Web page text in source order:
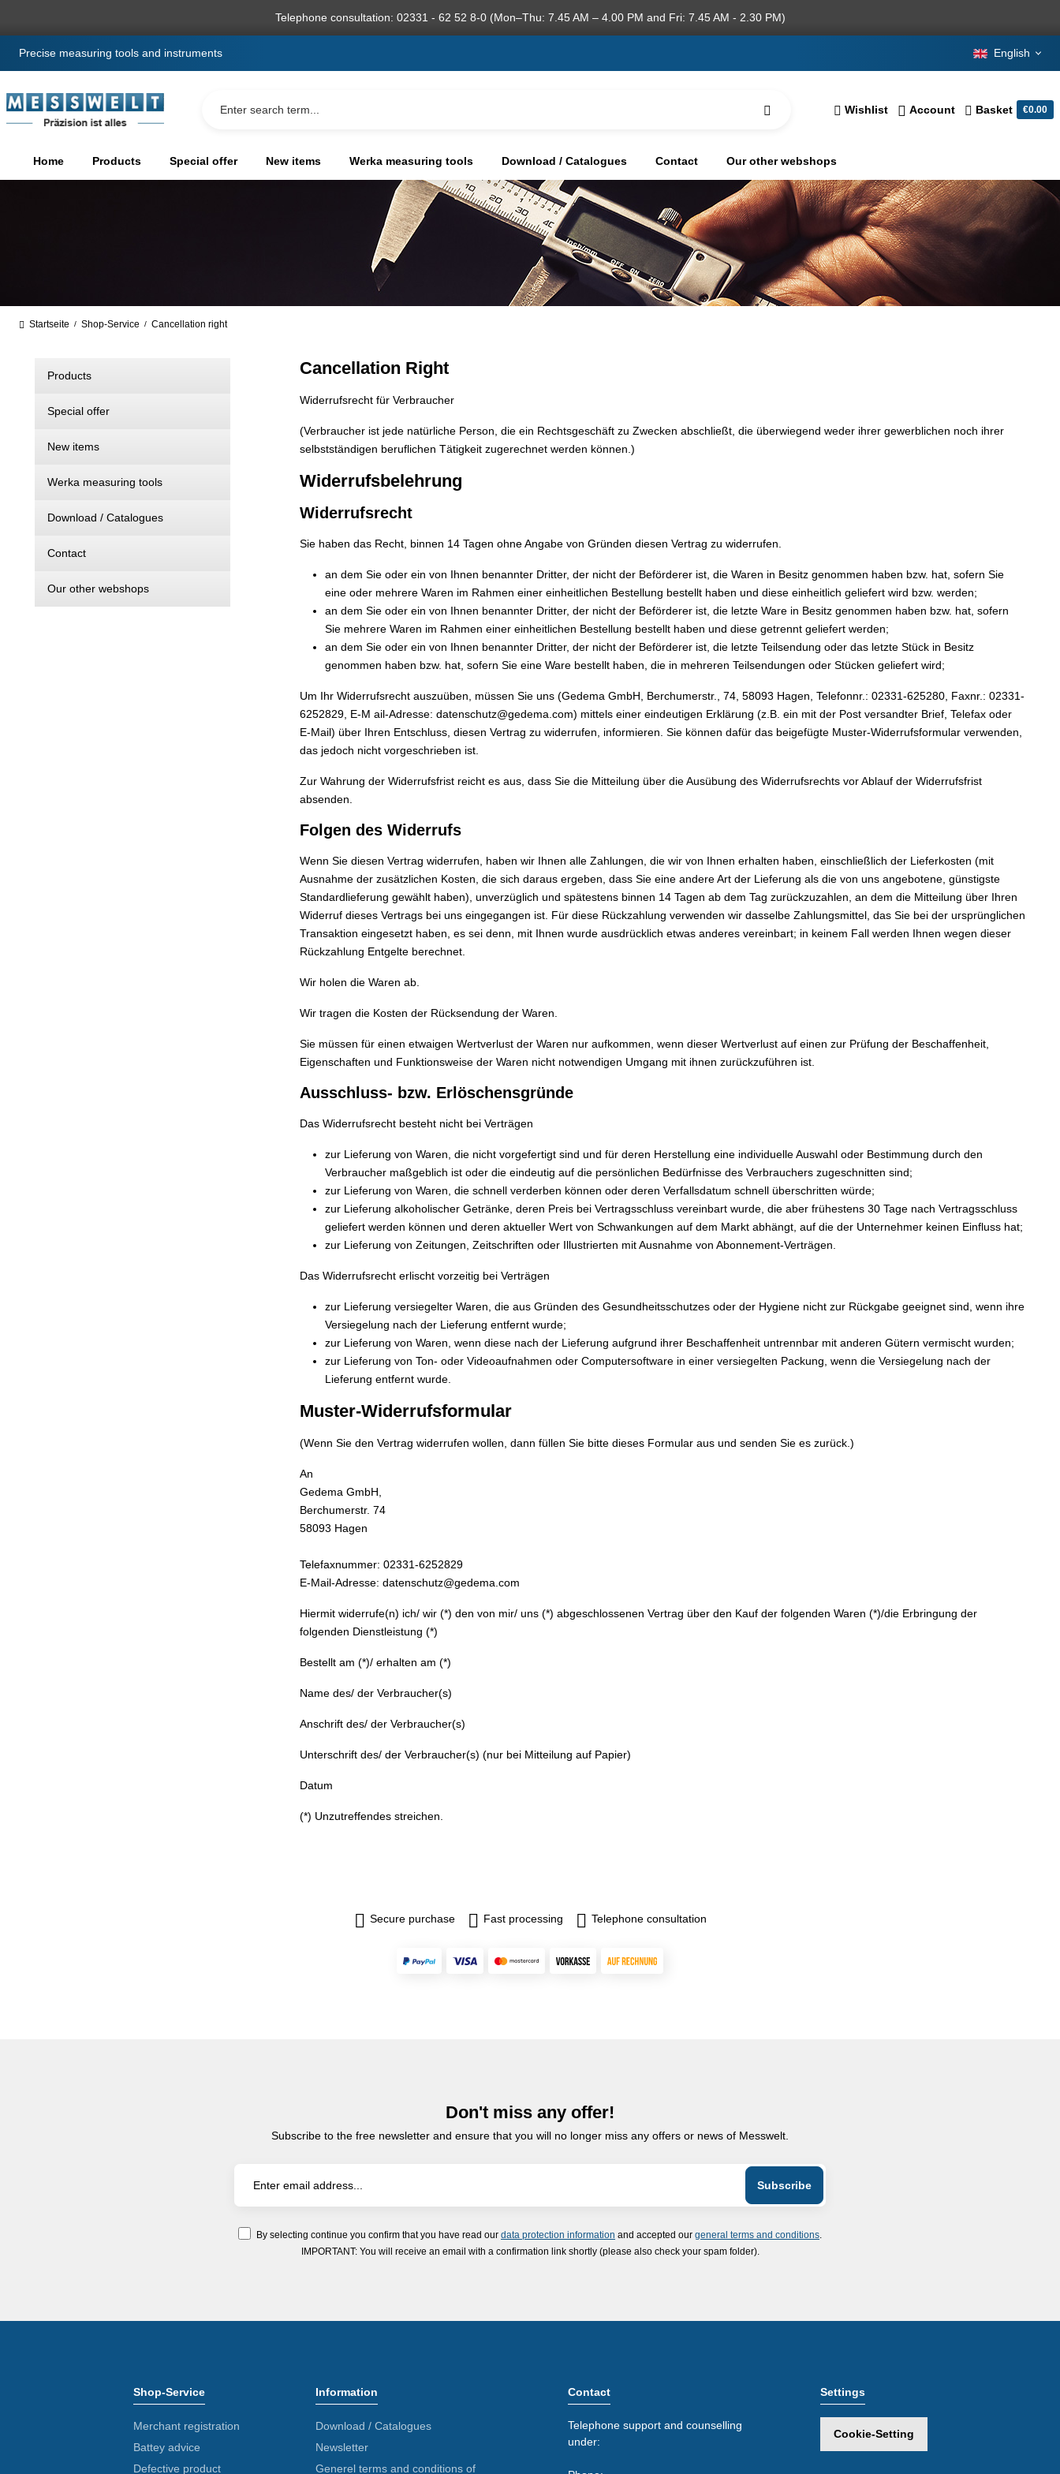
Telephone consultation: 02331 - 62 52 8-0 (Mon–Thu: 7.45 AM – 4.00 PM and Fri: 7.45 AM - 2.30 PM)
Precise measuring tools and instruments English
Wishlist Account Basket €0.00
Home Products Special offer New items Werka measuring tools Download / Catalogues Contact Our other webshops
Startseite / Shop-Service / Cancellation right
Products
Special offer
New items
Werka measuring tools
Download / Catalogues
Contact
Our other webshops
Cancellation Right
Widerrufsrecht für Verbraucher
(Verbraucher ist jede natürliche Person, die ein Rechtsgeschäft zu Zwecken abschließt, die überwiegend weder ihrer gewerblichen noch ihrer
selbstständigen beruflichen Tätigkeit zugerechnet werden können.)
Widerrufsbelehrung
Widerrufsrecht
Sie haben das Recht, binnen 14 Tagen ohne Angabe von Gründen diesen Vertrag zu widerrufen.
an dem Sie oder ein von Ihnen benannter Dritter, der nicht der Beförderer ist, die Waren in Besitz genommen haben bzw. hat, sofern Sie
eine oder mehrere Waren im Rahmen einer einheitlichen Bestellung bestellt haben und diese einheitlich geliefert wird bzw. werden;
an dem Sie oder ein von Ihnen benannter Dritter, der nicht der Beförderer ist, die letzte Ware in Besitz genommen haben bzw. hat, sofern
Sie mehrere Waren im Rahmen einer einheitlichen Bestellung bestellt haben und diese getrennt geliefert werden;
an dem Sie oder ein von Ihnen benannter Dritter, der nicht der Beförderer ist, die letzte Teilsendung oder das letzte Stück in Besitz
genommen haben bzw. hat, sofern Sie eine Ware bestellt haben, die in mehreren Teilsendungen oder Stücken geliefert wird;
Um Ihr Widerrufsrecht auszuüben, müssen Sie uns (Gedema GmbH, Berchumerstr., 74, 58093 Hagen, Telefonnr.: 02331-625280, Faxnr.: 02331-
6252829, E-M ail-Adresse: datenschutz@gedema.com) mittels einer eindeutigen Erklärung (z.B. ein mit der Post versandter Brief, Telefax oder
E-Mail) über Ihren Entschluss, diesen Vertrag zu widerrufen, informieren. Sie können dafür das beigefügte Muster-Widerrufsformular verwenden,
das jedoch nicht vorgeschrieben ist.
Zur Wahrung der Widerrufsfrist reicht es aus, dass Sie die Mitteilung über die Ausübung des Widerrufsrechts vor Ablauf der Widerrufsfrist
absenden.
Folgen des Widerrufs
Wenn Sie diesen Vertrag widerrufen, haben wir Ihnen alle Zahlungen, die wir von Ihnen erhalten haben, einschließlich der Lieferkosten (mit
Ausnahme der zusätzlichen Kosten, die sich daraus ergeben, dass Sie eine andere Art der Lieferung als die von uns angebotene, günstigste
Standardlieferung gewählt haben), unverzüglich und spätestens binnen 14 Tagen ab dem Tag zurückzuzahlen, an dem die Mitteilung über Ihren
Widerruf dieses Vertrags bei uns eingegangen ist. Für diese Rückzahlung verwenden wir dasselbe Zahlungsmittel, das Sie bei der ursprünglichen
Transaktion eingesetzt haben, es sei denn, mit Ihnen wurde ausdrücklich etwas anderes vereinbart; in keinem Fall werden Ihnen wegen dieser
Rückzahlung Entgelte berechnet.
Wir holen die Waren ab.
Wir tragen die Kosten der Rücksendung der Waren.
Sie müssen für einen etwaigen Wertverlust der Waren nur aufkommen, wenn dieser Wertverlust auf einen zur Prüfung der Beschaffenheit,
Eigenschaften und Funktionsweise der Waren nicht notwendigen Umgang mit ihnen zurückzuführen ist.
Ausschluss- bzw. Erlöschensgründe
Das Widerrufsrecht besteht nicht bei Verträgen
zur Lieferung von Waren, die nicht vorgefertigt sind und für deren Herstellung eine individuelle Auswahl oder Bestimmung durch den
Verbraucher maßgeblich ist oder die eindeutig auf die persönlichen Bedürfnisse des Verbrauchers zugeschnitten sind;
zur Lieferung von Waren, die schnell verderben können oder deren Verfallsdatum schnell überschritten würde;
zur Lieferung alkoholischer Getränke, deren Preis bei Vertragsschluss vereinbart wurde, die aber frühestens 30 Tage nach Vertragsschluss
geliefert werden können und deren aktueller Wert von Schwankungen auf dem Markt abhängt, auf die der Unternehmer keinen Einfluss hat;
zur Lieferung von Zeitungen, Zeitschriften oder Illustrierten mit Ausnahme von Abonnement-Verträgen.
Das Widerrufsrecht erlischt vorzeitig bei Verträgen
zur Lieferung versiegelter Waren, die aus Gründen des Gesundheitsschutzes oder der Hygiene nicht zur Rückgabe geeignet sind, wenn ihre
Versiegelung nach der Lieferung entfernt wurde;
zur Lieferung von Waren, wenn diese nach der Lieferung aufgrund ihrer Beschaffenheit untrennbar mit anderen Gütern vermischt wurden;
zur Lieferung von Ton- oder Videoaufnahmen oder Computersoftware in einer versiegelten Packung, wenn die Versiegelung nach der
Lieferung entfernt wurde.
Muster-Widerrufsformular
(Wenn Sie den Vertrag widerrufen wollen, dann füllen Sie bitte dieses Formular aus und senden Sie es zurück.)
An
Gedema GmbH,
Berchumerstr. 74
58093 Hagen
Telefaxnummer: 02331-6252829
E-Mail-Adresse: datenschutz@gedema.com
Hiermit widerrufe(n) ich/ wir (*) den von mir/ uns (*) abgeschlossenen Vertrag über den Kauf der folgenden Waren (*)/die Erbringung der
folgenden Dienstleistung (*)
Bestellt am (*)/ erhalten am (*)
Name des/ der Verbraucher(s)
Anschrift des/ der Verbraucher(s)
Unterschrift des/ der Verbraucher(s) (nur bei Mitteilung auf Papier)
Datum
(*) Unzutreffendes streichen.
Secure purchase Fast processing Telephone consultation
Don't miss any offer!
Subscribe to the free newsletter and ensure that you will no longer miss any offers or news of Messwelt.
By selecting continue you confirm that you have read our data protection information and accepted our general terms and conditions
IMPORTANT: You will receive an email with a confirmation link shortly (please also check your spam folder).
Shop-Service
Merchant registration
Battey advice
Defective product
Information
Download / Catalogues
Newsletter
Generel terms and conditions of
Contact
Telephone support and counselling
under:
Settings
Cookie-Setting